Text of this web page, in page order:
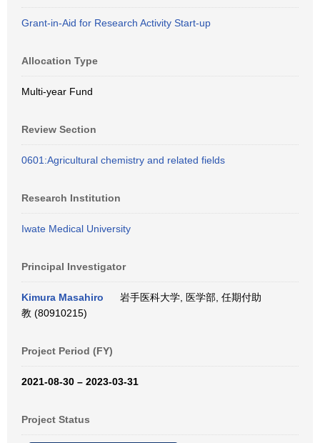
Grant-in-Aid for Research Activity Start-up
Allocation Type
Multi-year Fund
Review Section
0601:Agricultural chemistry and related fields
Research Institution
Iwate Medical University
Principal Investigator
Kimura Masahiro
岩手医科大学, 医学部, 任期付助
教 (80910215)
Project Period (FY)
2021-08-30 – 2023-03-31
Project Status